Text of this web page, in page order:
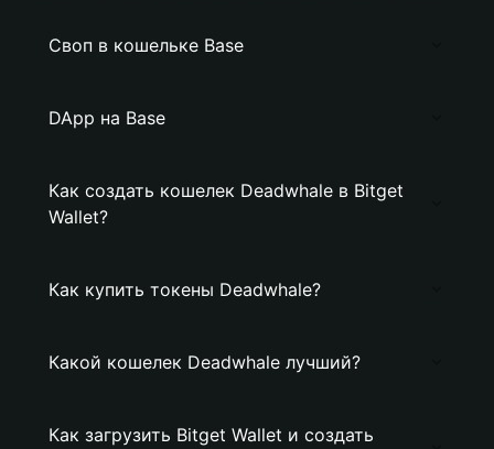
Своп в кошельке Base
DApp на Base
Как создать кошелек Deadwhale в Bitget
Wallet?
Как купить токены Deadwhale?
Какой кошелек Deadwhale лучший?
Как загрузить Bitget Wallet и создать